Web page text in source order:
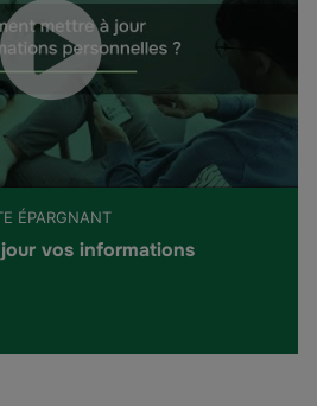
ÉPARGNANT
vos informations